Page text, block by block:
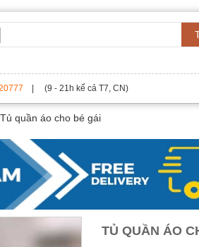
| (9 - 21h kể cả T7, CN)
Tủ quần áo cho bé gái
TỦ QUẦN ÁO